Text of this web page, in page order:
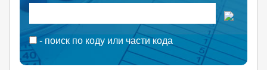
- поиск по коду или части кода